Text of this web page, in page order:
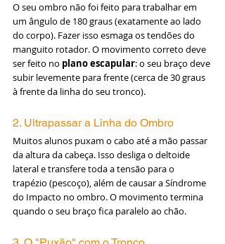
O seu ombro não foi feito para trabalhar em
um ângulo de 180 graus (exatamente ao lado
do corpo). Fazer isso esmaga os tendões do
manguito rotador. O movimento correto deve
ser feito no plano escapular: o seu braço deve
subir levemente para frente (cerca de 30 graus
à frente da linha do seu tronco).
2. Ultrapassar a Linha do Ombro
Muitos alunos puxam o cabo até a mão passar
da altura da cabeça. Isso desliga o deltoide
lateral e transfere toda a tensão para o
trapézio (pescoço), além de causar a Síndrome
do Impacto no ombro. O movimento termina
quando o seu braço fica paralelo ao chão.